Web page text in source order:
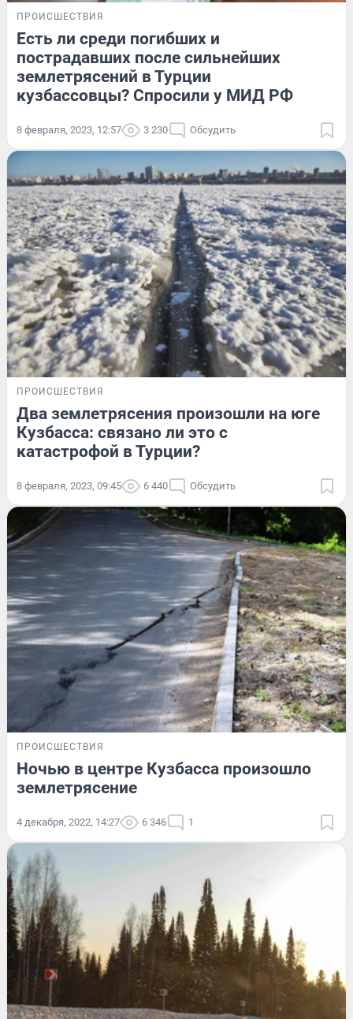
ПРОИСШЕСТВИЯ
Есть ли среди погибших и
пострадавших после сильнейших
землетрясений в Турции
кузбассовцы? Спросили у МИД РФ
8 февраля, 2023, 12:57 3 230 Обсудить
ПРОИСШЕСТВИЯ
Два землетрясения произошли на юге
Кузбасса: связано ли это с
катастрофой в Турции?
8 февраля, 2023, 09:45 6 440 Обсудить
ПРОИСШЕСТВИЯ
Ночью в центре Кузбасса произошло
землетрясение
4 декабря, 2022, 14:27 6 346 1